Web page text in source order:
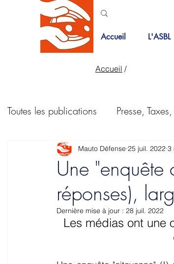
Accueil L'ASBL
Accueil /
Toutes les publications Presse,
Bois de la cambre Courriers
Pistes cyclables Revue de presse
Carburants Amendes routières
Une
réponses),
Mauto Défense 25 juil. 2022 3
Dernière mise à jour : 28 juil. 2022
Les médias ont une